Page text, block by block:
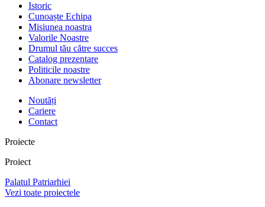
Istoric
Cunoaște Echipa
Misiunea noastra
Valorile Noastre
Drumul tău către succes
Catalog prezentare
Politicile noastre
Abonare newsletter
Noutăți
Cariere
Contact
Proiecte
Proiect
Palatul Patriarhiei
Vezi toate proiectele